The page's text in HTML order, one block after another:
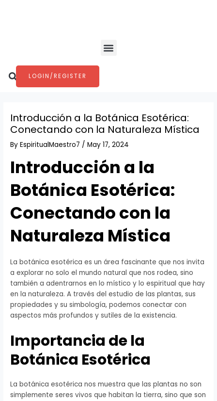
Menu
Search
LOGIN/REGISTER
Introducción a la Botánica Esotérica:
Conectando con la Naturaleza Mística
ByEspiritualMaestro7 /May 17, 2024
Introducción a la
Botánica Esotérica:
Conectando con la
Naturaleza Mística
La botánica esotérica es un área fascinante que nos invita
a explorar no solo el mundo natural que nos rodea, sino
también a adentrarnos en lo místico y lo espiritual que hay
en la naturaleza. A través del estudio de las plantas, sus
propiedades y su simbología, podemos conectar con
aspectos más profundos y sutiles de la existencia.
Importancia de la
Botánica Esotérica
La botánica esotérica nos muestra que las plantas no son
simplemente seres vivos que habitan la tierra, sino que son